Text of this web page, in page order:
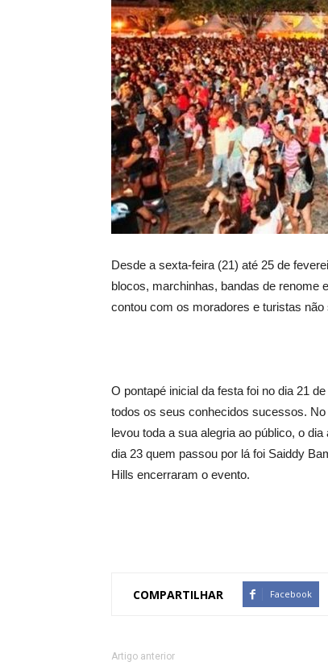
Desde a sexta-feira (21) até 25 de
blocos, marchinhas, bandas de renome
contou com os moradores e turistas
O pontapé inicial da festa foi no dia 21
todos os seus conhecidos sucessos.
levou toda a sua alegria ao público, o
dia 23 quem passou por lá foi Saiddy
Hills encerraram o evento.
COMPARTILHAR Facebook
Artigo anterior